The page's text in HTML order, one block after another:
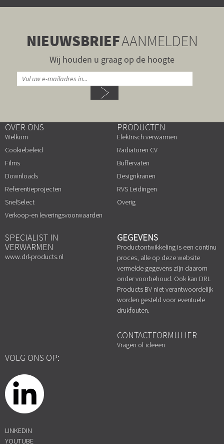
NIEUWSBRIEFAANMELDEN
Wij houden u graag op de hoogte
OVER ONS
Welkom
Cookiebeleid
Films
Downloads
Referentieprojecten
SnelSelect
Verkoop-en leveringsvoorwaarden
PRODUCTEN
Elektrisch verwarmen
Radiatoren CV
Buffervaten
Designkranen
RVS Leidingen
Overig
SPECIALIST IN
VERWARMEN
www.drl-products.nl
GEGEVENS
Productontwikkeling is een continu
proces, alle op deze website
vermelde gegevens zijn daarom
onder voorbehoud. Ook kan DRL
Products BV niet verantwoordelijk
worden gesteld voor eventuele
drukfouten.
CONTACTFORMULIER
Vragen of ideeën
VOLG ONS OP:
LINKEDIN
YOUTUBE